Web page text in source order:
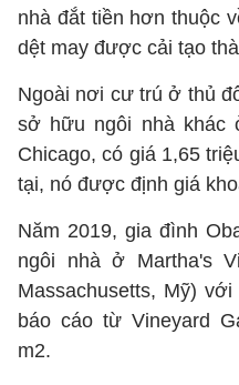
nhà đắt tiền hơn thuộc
dệt may được cải tạo
Ngoài nơi cư trú ở thủ
sở hữu ngôi nhà khác
Chicago, có giá 1,65
tại, nó được định giá
Năm 2019, gia đình
ngôi nhà ở Martha's
Massachusetts, Mỹ)
báo cáo từ Vineyard
m2.